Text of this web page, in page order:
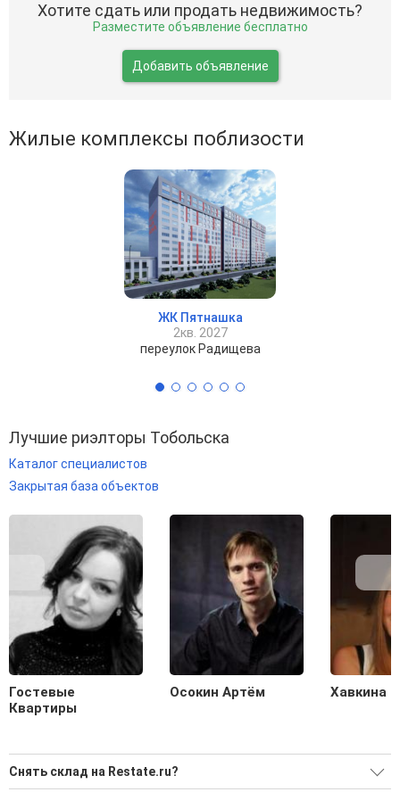
Хотите сдать или продать недвижимость?
Разместите объявление бесплатно
Добавить объявление
Жилые комплексы поблизости
ЖК Пятнашка
2кв. 2027
переулок Радищева
Лучшие риэлторы Тобольска
Каталог специалистов
Закрытая база объектов
Гостевые
Квартиры
Осокин Артём Хавкина
Снять склад на Restate.ru?